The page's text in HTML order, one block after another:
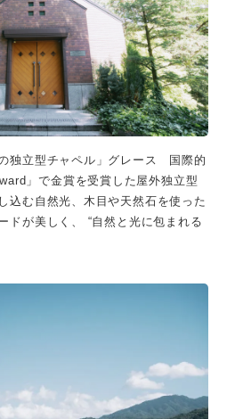
独立型チャペル」グレース 国際的
」で金賞を受賞した屋外独立型
込む自然光、木目や天然石を使った
ドが美しく、 “自然と光に包まれる